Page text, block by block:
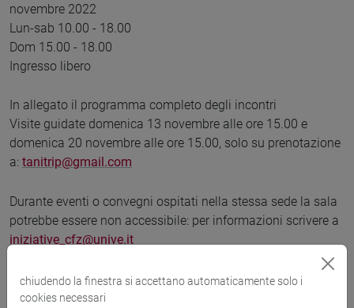
novembre 2022
Lun-sab 10.00 - 18.00
Dom 15.00 - 18.00
Ingresso libero
In allegato il programma completo degli incontri
Visite guidate domenica 13 novembre alle ore 15.00 e
domenica 20 novembre alle ore 15.00, solo su prenotazione
a: tanitrip@gmail.com
Durante eventi o convegni ospitati nella stessa sede la sala
potrebbe essere non accessibile: per informazioni scrivere a
iniziative_cfz@unive.it
Lingua
chiudendo la finestra si accettano automaticamente solo i
cookies necessari